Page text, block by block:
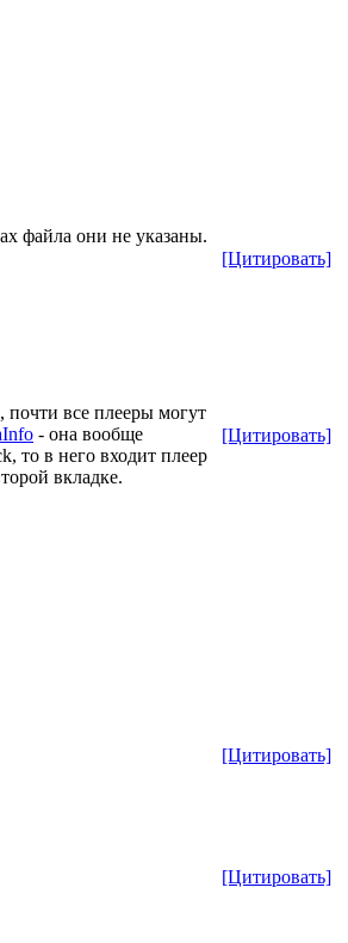
[Цитировать]
файла они не указаны.
[Цитировать]
почти все плееры могут
- она вообще
то в него входит плеер
вкладке.
[Цитировать]
[Цитировать]